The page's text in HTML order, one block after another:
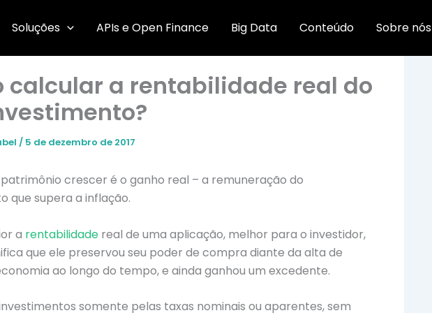
Soluções APIs e Open Finance Big Data Conteúdo Sobre nós
calcular a rentabilidade real do
/ 5 de dezembro de 2017
crescer é o ganho real – a remuneração do
que supera a inflação.
a rentabilidade real de uma aplicação, melhor para o investidor,
que ele preservou seu poder de compra diante da alta de
ao longo do tempo, e ainda ganhou um excedente.
somente pelas taxas nominais ou aparentes, sem